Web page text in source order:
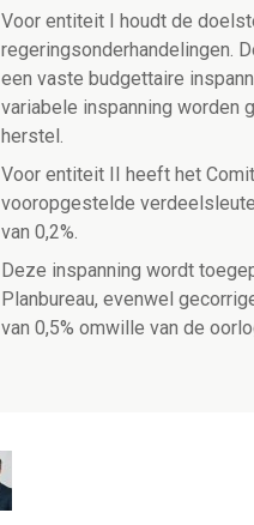
Voor entiteit I houdt de
regeringsonderhandelingen.
een vaste budgettaire
variabele inspanning worden
herstel.
Voor entiteit II heeft het
vooropgestelde
van 0,2%.
Deze inspanning wordt
Planbureau, evenwel
van 0,5% omwille van de